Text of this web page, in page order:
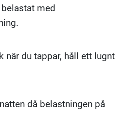
med
när du tappar, håll ett lugnt
då belastningen på